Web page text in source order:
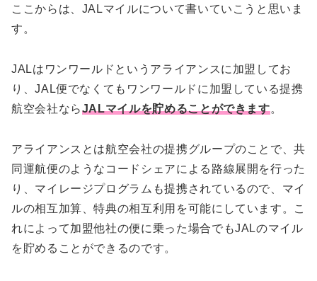
ここからは、JALマイルについて書いていこうと思いま
す。
JALはワンワールドというアライアンスに加盟してお
り、JAL便でなくてもワンワールドに加盟している提携
航空会社ならJALマイルを貯めることができます。
アライアンスとは航空会社の提携グループのことで、共
同運航便のようなコードシェアによる路線展開を行った
り、マイレージプログラムも提携されているので、マイ
ルの相互加算、特典の相互利用を可能にしています。こ
れによって加盟他社の便に乗った場合でもJALのマイル
を貯めることができるのです。